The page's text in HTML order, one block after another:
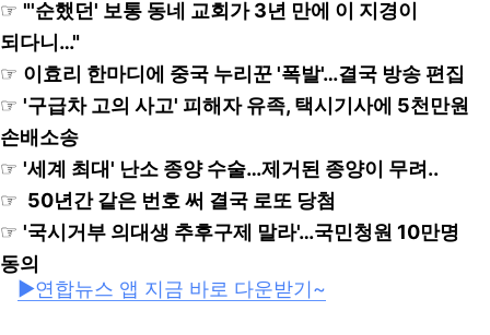
☞ "'순했던' 보통 동네 교회가 3년 만에 이 지경이
되다니…"
☞ 이효리 한마디에 중국 누리꾼 '폭발'…결국 방송 편집
☞ '구급차 고의 사고' 피해자 유족, 택시기사에 5천만원
손배소송
☞ '세계 최대' 난소 종양 수술…제거된 종양이 무려..
☞ 50년간 같은 번호 써 결국 로또 당첨
☞ '국시거부 의대생 추후구제 말라'…국민청원 10만명
동의
▶연합뉴스 앱 지금 바로 다운받기~